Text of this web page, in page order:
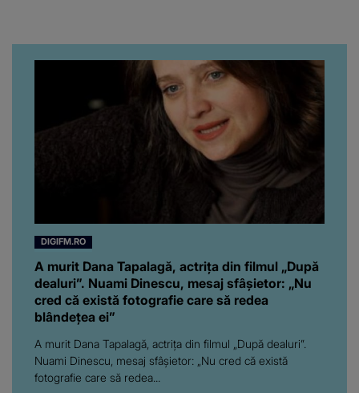
artistă i-a lăsat MASCĂ
pe toți. De data aceasta,
chiar a rupt tăcerea:
”Poate că aveam să ne
spunem, să ne...”
DIGIFM.RO
A murit Dana Tapalagă, actrița din filmul „După
dealuri”. Nuami Dinescu, mesaj sfâșietor: „Nu
cred că există fotografie care să redea
blândețea ei”
A murit Dana Tapalagă, actrița din filmul „După dealuri”.
Nuami Dinescu, mesaj sfâșietor: „Nu cred că există
fotografie care să redea...